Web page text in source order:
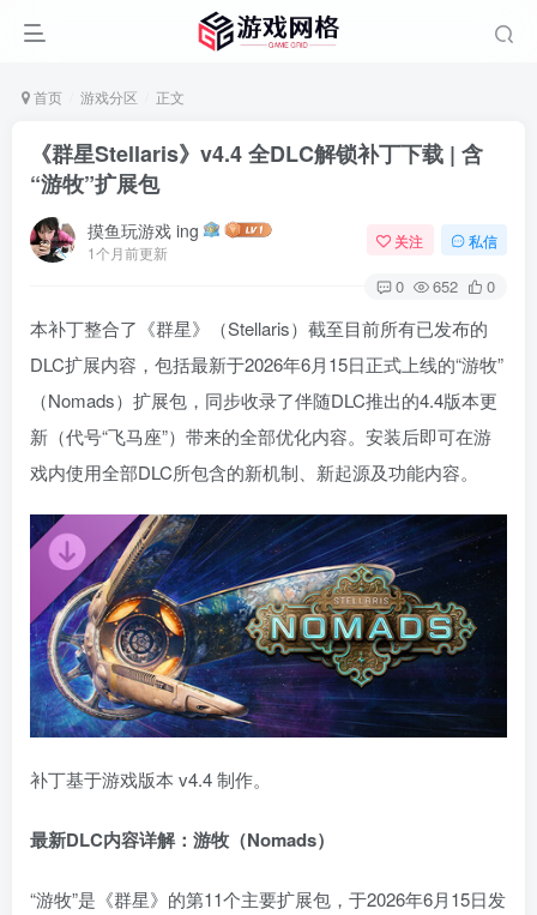
热度 1676热度 863热度 545热度
首页 游戏分区 正文
《群星Stellaris》v4.4 全DLC解锁补丁下载 | 含
“游牧”扩展包
摸鱼玩游戏 ing
1个月前更新
关注 私信
0 652 0
本补丁整合了《群星》（Stellaris）截至目前所有已发布的
DLC扩展内容，包括最新于2026年6月15日正式上线的“游牧”
（Nomads）扩展包，同步收录了伴随DLC推出的4.4版本更
新（代号“飞马座”）带来的全部优化内容。安装后即可在游
戏内使用全部DLC所包含的新机制、新起源及功能内容。
补丁基于游戏版本 v4.4 制作。
最新DLC内容详解：游牧（Nomads）
“游牧”是《群星》的第11个主要扩展包，于2026年6月15日发